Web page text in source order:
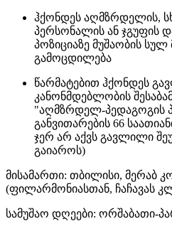
ჰქონდეს აღმზრდელის,
პერსონალის ან ჯგუფის
პოზიციაზე მუშაობის
გამოცდილება
წარმატებით ჰქონდეს
კანონმდებლობის
"აღმზრდელ-პედაგოგის
განვითარების 66
ჯერ არ აქვს გავლილი
გაიაროს)
მისამართი: თბილისი, მერაბ
(ფილარმონიასთან, ჩაჩავას
სამუშაო დღეები: ორშაბათი-